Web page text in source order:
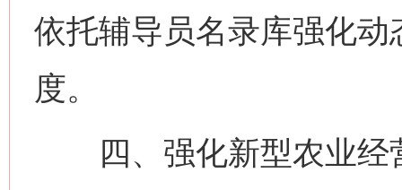
依托辅导员名录库强化
度。
四、强化新型农业经